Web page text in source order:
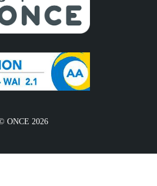
ONCE 2026